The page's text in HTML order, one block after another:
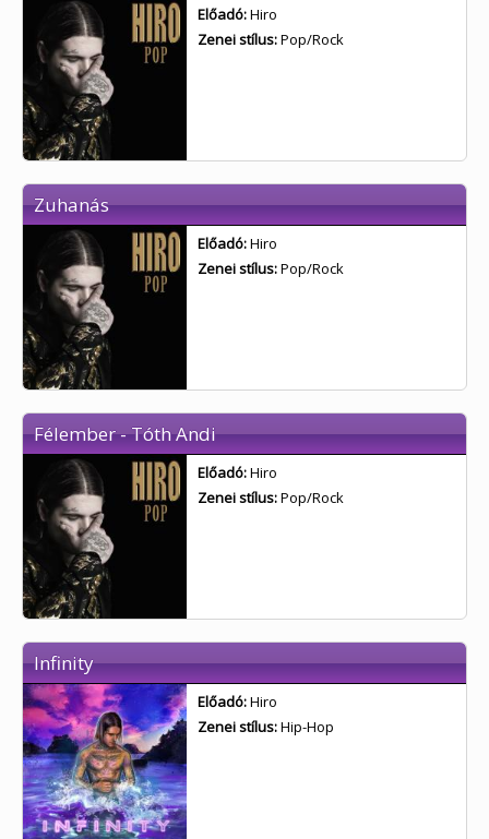
Előadó:Hiro
Zenei stílus:Pop/Rock
Zuhanás
Előadó:Hiro
Zenei stílus:Pop/Rock
Félember - Tóth Andi
Előadó:Hiro
Zenei stílus:Pop/Rock
Infinity
Előadó:Hiro
Zenei stílus:Hip-Hop